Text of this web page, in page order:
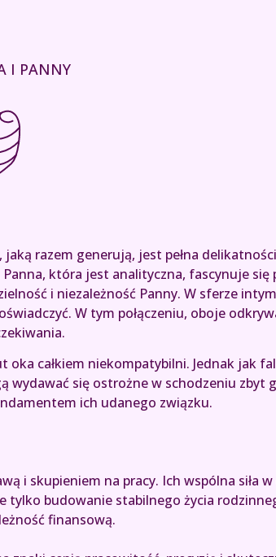
I PANNY
razem generują, jest pełna
która jest analityczna, fascynuje się
i niezależność Panny. W sferze
W tym połączeniu, oboje
całkiem niekompatybilni. Jednak jak
wydawać się ostrożne w schodzeniu zbyt
ich udanego związku.
i skupieniem na pracy. Ich wspólna siła
tylko budowanie stabilnego życia
finansową.